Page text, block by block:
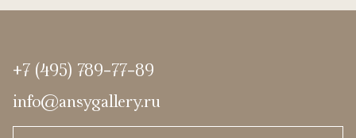
+7 (495) 789-77-89
info@ansygallery.ru